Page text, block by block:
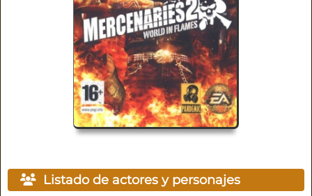
Listado de actores y personajes